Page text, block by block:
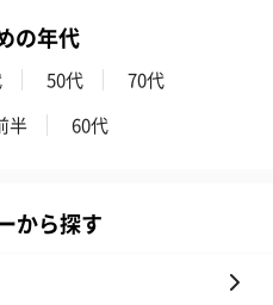
の年代
50代
70代
半 60代
から探す